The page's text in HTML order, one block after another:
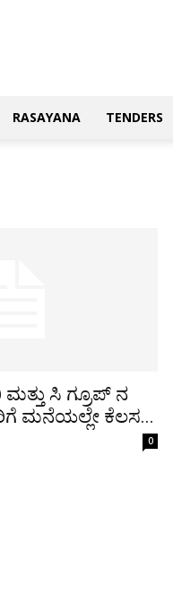
RASAYANA TENDERS
ಮತ್ತು ಸಿ ಗ್ರೂಪ್ ನ
ಮನೆಯಲ್ಲೇ ಕೆಲಸ...
0